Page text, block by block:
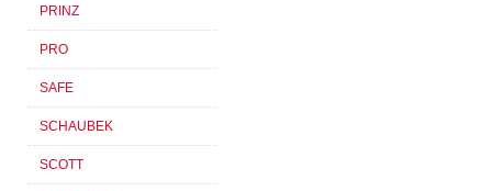
PRINZ
PRO
SAFE
SCHAUBEK
SCOTT